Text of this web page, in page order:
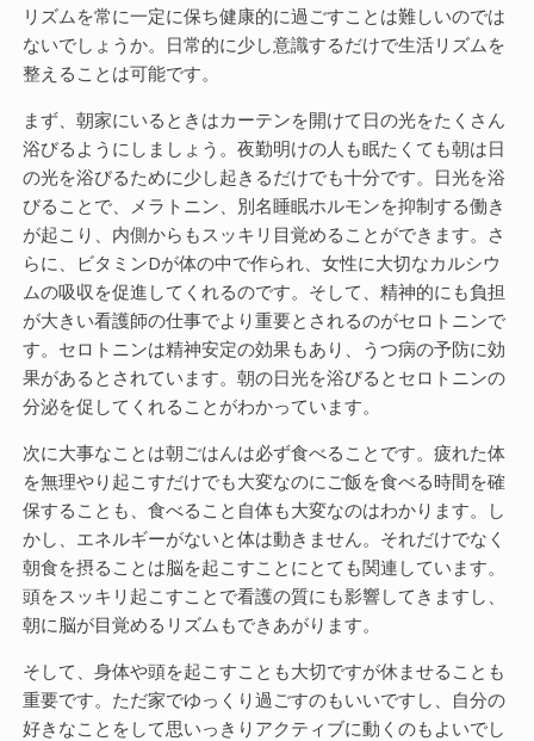
リズムを常に一定に保ち健康的に過ごすことは難しいのでは
ないでしょうか。日常的に少し意識するだけで生活リズムを
整えることは可能です。
まず、朝家にいるときはカーテンを開けて日の光をたくさん
浴びるようにしましょう。夜勤明けの人も眠たくても朝は日
の光を浴びるために少し起きるだけでも十分です。日光を浴
びることで、メラトニン、別名睡眠ホルモンを抑制する働き
が起こり、内側からもスッキリ目覚めることができます。さ
らに、ビタミンDが体の中で作られ、女性に大切なカルシウ
ムの吸収を促進してくれるのです。そして、精神的にも負担
が大きい看護師の仕事でより重要とされるのがセロトニンで
す。セロトニンは精神安定の効果もあり、うつ病の予防に効
果があるとされています。朝の日光を浴びるとセロトニンの
分泌を促してくれることがわかっています。
次に大事なことは朝ごはんは必ず食べることです。疲れた体
を無理やり起こすだけでも大変なのにご飯を食べる時間を確
保することも、食べること自体も大変なのはわかります。し
かし、エネルギーがないと体は動きません。それだけでなく
朝食を摂ることは脳を起こすことにとても関連しています。
頭をスッキリ起こすことで看護の質にも影響してきますし、
朝に脳が目覚めるリズムもできあがります。
そして、身体や頭を起こすことも大切ですが休ませることも
重要です。ただ家でゆっくり過ごすのもいいですし、自分の
好きなことをして思いっきりアクティブに動くのもよいでし